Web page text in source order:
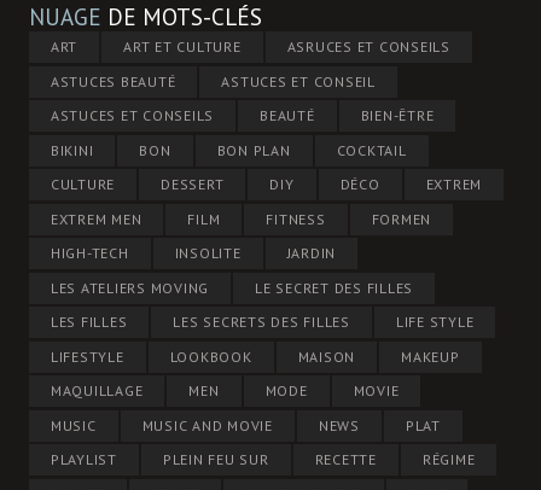
NUAGE DE MOTS-CLÉS
ART ART ET CULTURE
ASRUCES ET CONSEILS
ASTUCES BEAUTÉ
ASTUCES ET CONSEIL
ASTUCES ET CONSEILS
BEAUTÉ
BIEN-ÊTRE
BIKINI
BON BON PLAN
COCKTAIL
CULTURE
DESSERT DIY DÉCO
EXTREM
EXTREM MEN
FILM FITNESS
FORMEN
HIGH-TECH
INSOLITE
JARDIN
LES ATELIERS MOVING
LE SECRET DES FILLES
LES FILLES
LES SECRETS DES FILLES
LIFE STYLE
LIFESTYLE
LOOKBOOK MAISON
MAKEUP
MAQUILLAGE
MEN MODE
MOVIE
MUSIC
MUSIC AND MOVIE NEWS
PLAT
PLAYLIST
PLEIN FEU SUR RECETTE
RÉGIME